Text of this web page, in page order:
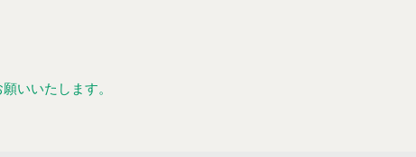
いいたします。